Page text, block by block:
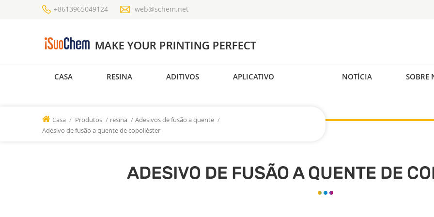
+8613965049124 web@schem.net
CASA RESINA ADITIVOS APLICATIVO NOTÍCIA SOBRE
Casa / Produtos / resina / Adesivos de fusão a quente /
Adesivo de fusão a quente de copoliéster
ADESIVO DE FUSÃO A QUENTE DE